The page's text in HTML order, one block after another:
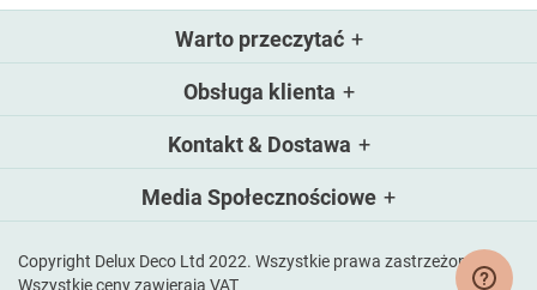
Warto przeczytać
Obsługa klienta
Kontakt & Dostawa
Media Społecznościowe
Copyright Delux Deco Ltd 2022. Wszystkie prawa zastrzeżone.
Wszystkie ceny zawierają VAT